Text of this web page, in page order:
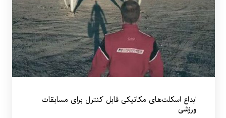
ابداع اسکلت‌های مکانیکی قابل کنترل برای مسابقات
ورزشی